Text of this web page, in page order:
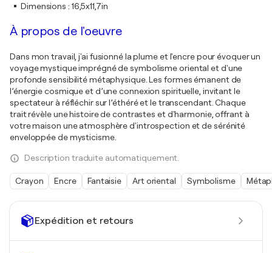
Expédition et retours
Dimensions : 16,5x11,7in
À propos de l'oeuvre
Dans mon travail, j'ai fusionné la plume et l'encre pour évoquer un
voyage mystique imprégné de symbolisme oriental et d'une
profonde sensibilité métaphysique. Les formes émanent de
l’énergie cosmique et d’une connexion spirituelle, invitant le
spectateur à réfléchir sur l’éthéré et le transcendant. Chaque
trait révèle une histoire de contrastes et d'harmonie, offrant à
votre maison une atmosphère d'introspection et de sérénité
enveloppée de mysticisme.
Description traduite automatiquement.
Crayon Encre Fantaisie Art oriental Symbolisme